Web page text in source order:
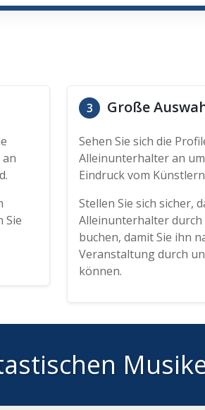
Sie
3 Große
Sehen Sie sich die
Alleinunterhalter an
Eindruck vom
Stellen Sie sich sicher,
Alleinunterhalter durch
buchen, damit Sie ihn
Veranstaltung durch
können.